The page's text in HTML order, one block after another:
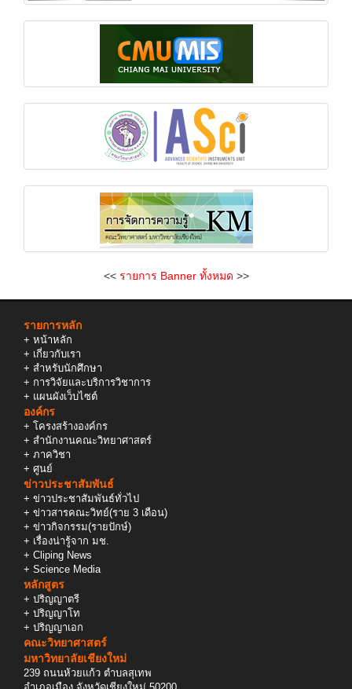
<< รายการ Banner ทั้งหมด >>
รายการหลัก
+ หน้าหลัก
+ เกี่ยวกับเรา
+ สำหรับนักศึกษา
+ การวิจัยและบริการวิชาการ
+ แผนผังเว็บไซต์
องค์กร
+ โครงสร้างองค์กร
+ สำนักงานคณะวิทยาศาสตร์
+ ภาควิชา
+ ศูนย์
ข่าวประชาสัมพันธ์
+ ข่าวประชาสัมพันธ์ทั่วไป
+ ข่าวสารคณะวิทย์(ราย 3 เดือน)
+ ข่าวกิจกรรม(รายปักษ์)
+ เรื่องน่ารู้จาก มช.
+ Cliping News
+ Science Media
หลักสูตร
+ ปริญญาตรี
+ ปริญญาโท
+ ปริญญาเอก
คณะวิทยาศาสตร์
มหาวิทยาลัยเชียงใหม่
239 ถนนห้วยแก้ว ตำบลสุเทพ